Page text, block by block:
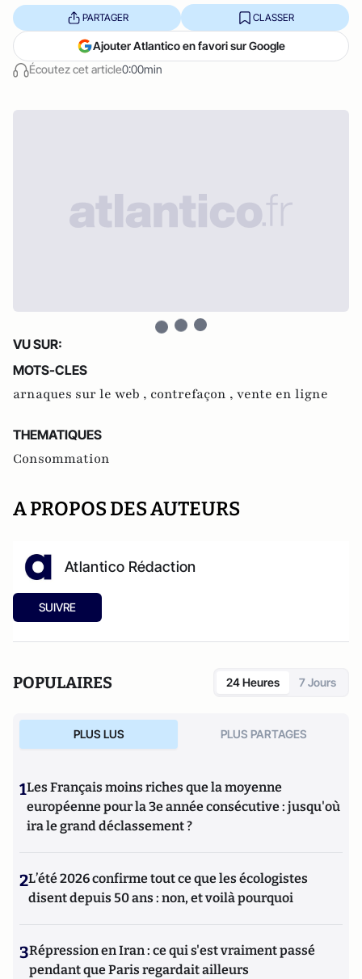
Écoutez cet article0:00min
PARTAGER CLASSER
Ajouter Atlantico en favori sur Google
VU SUR:
MOTS-CLES
arnaques sur le web , contrefaçon , vente en ligne
THEMATIQUES
Consommation
A PROPOS DES AUTEURS
Atlantico Rédaction
SUIVRE
POPULAIRES 24 Heures 7 Jours
PLUS LUS PLUS PARTAGES
1Les Français moins riches que la moyenne
européenne pour la 3e année consécutive : jusqu'où
ira le grand déclassement ?
2L’été 2026 confirme tout ce que les écologistes
disent depuis 50 ans : non, et voilà pourquoi
3Répression en Iran : ce qui s'est vraiment passé
pendant que Paris regardait ailleurs